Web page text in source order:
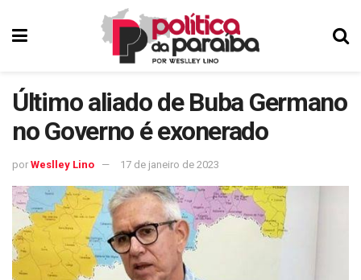
Último aliado de Buba Germano
no Governo é exonerado
por Weslley Lino 17 de janeiro de 2023